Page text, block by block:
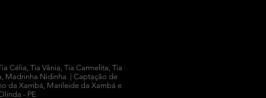
Célia, Tia Vânia, Tia Carmelita, Tia
Madrinha Nidinha | Captação de
da Xambá, Marileide da Xambá e
- PE